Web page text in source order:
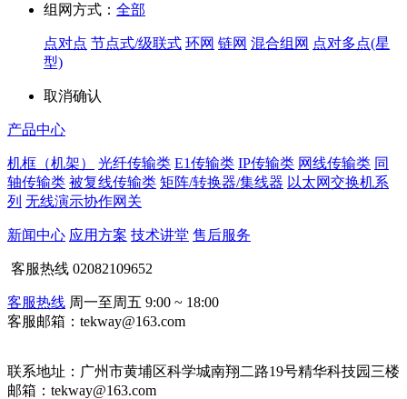
组网方式： 全部
点对点 节点式/级联式 环网 链网 混合组网 点对多点(星
型)
取消确认
产品中心
机框（机架） 光纤传输类 E1传输类 IP传输类 网线传输类 同
轴传输类 被复线传输类 矩阵/转换器/集线器 以太网交换机系
列 无线演示协作网关
新闻中心 应用方案 技术讲堂 售后服务
客服热线 02082109652
客服热线 周一至周五 9:00 ~ 18:00
客服邮箱：tekway@163.com
联系地址： 广州市黄埔区科学城南翔二路19号精华科技园三楼
邮箱：tekway@163.com